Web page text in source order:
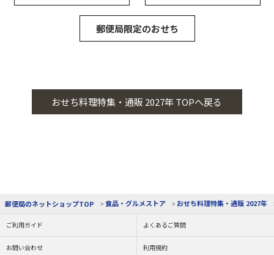
郵便局限定のおせち
おせち料理特集・通販 2027年 TOPへ戻る
郵便局のネットショップTOP 食品・グルメストア おせち料理特集・通販 2027年
ご利用ガイド よくあるご質問
お問い合わせ 利用規約